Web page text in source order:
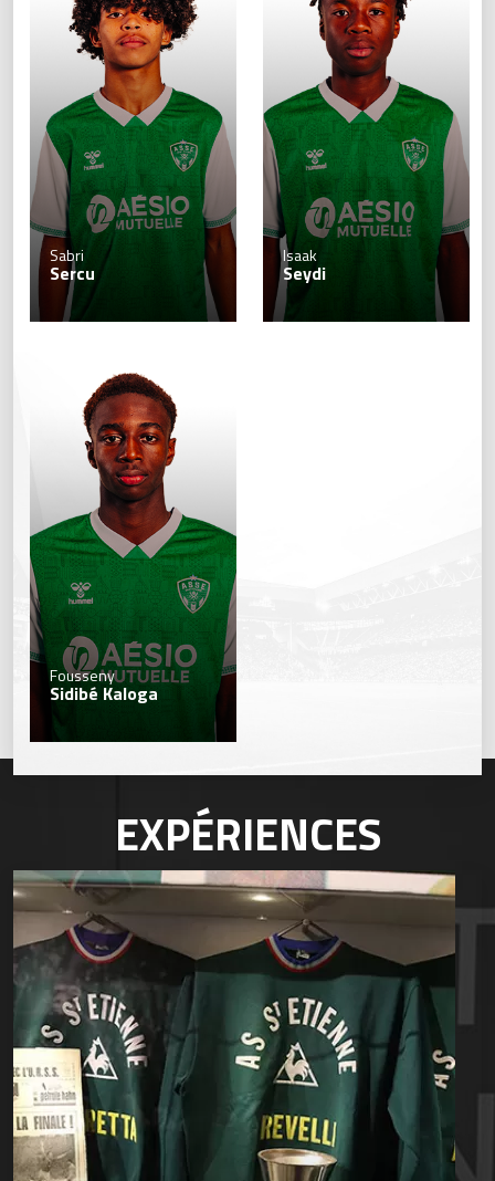
Sabri
Sercu
Isaak
Seydi
Fousseny
Sidibé Kaloga
EXPÉRIENCES